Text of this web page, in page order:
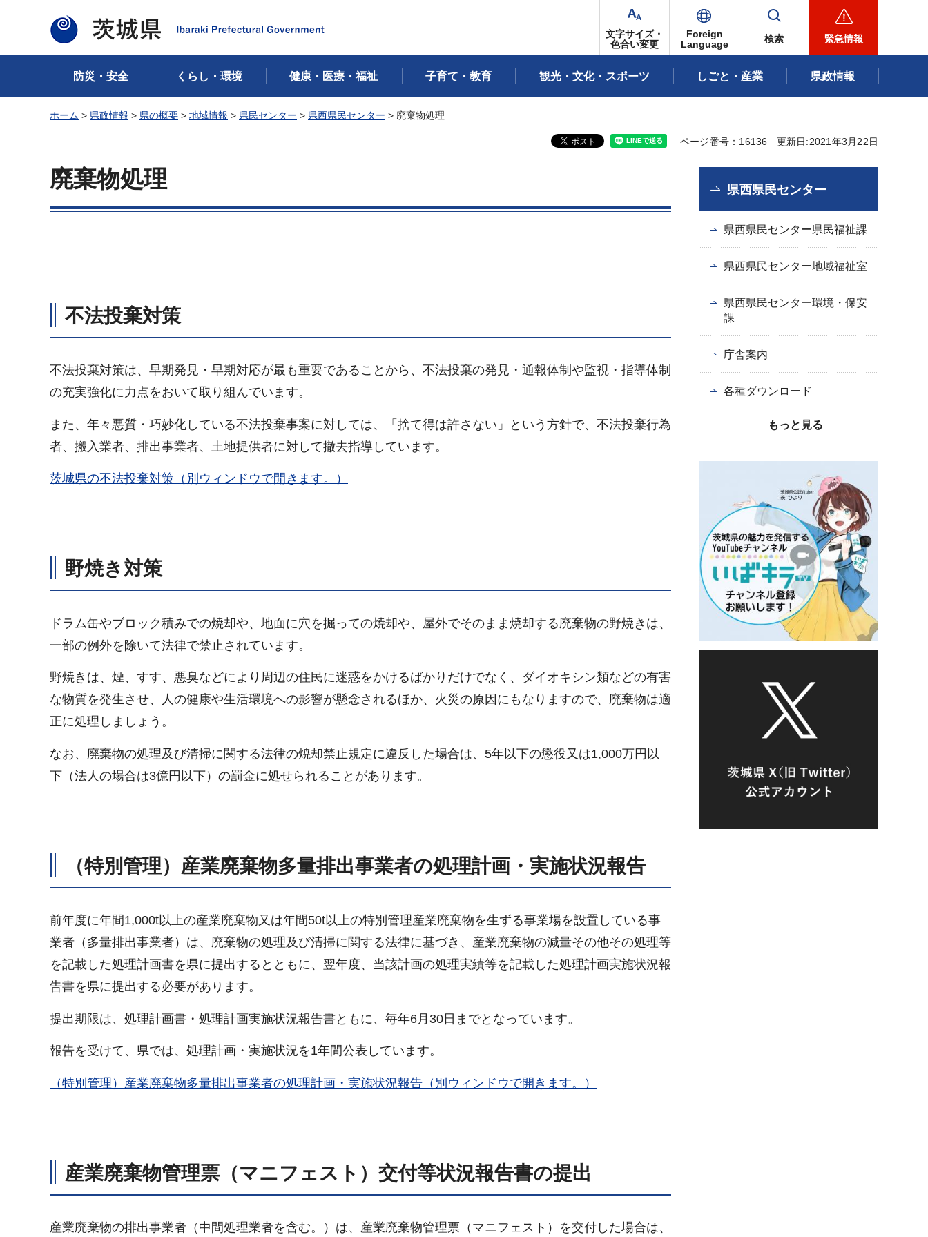
茨城県
文字サイズ・
色合い変更
Foreign
Language
検索 緊急情報
防災・安全 くらし・環境 健康・医療・福祉 子育て・教育 観光・文化・スポーツ しごと・産業 県政情報
ホーム > 県政情報 > 県の概要 > 地域情報 > 県民センター > 県西県民センター > 廃棄物処理
ページ番号：16136 更新日:2021年3月22日
廃棄物処理
不法投棄対策
不法投棄対策は、早期発見・早期対応が最も重要であることから、不法投棄の発見・通報体制や監視・指導体制
の充実強化に力点をおいて取り組んでいます。
また、年々悪質・巧妙化している不法投棄事案に対しては、「捨て得は許さない」という方針で、不法投棄行為
者、搬入業者、排出事業者、土地提供者に対して撤去指導しています。
茨城県の不法投棄対策（別ウィンドウで開きます。）
野焼き対策
ドラム缶やブロック積みでの焼却や、地面に穴を掘っての焼却や、屋外でそのまま焼却する廃棄物の野焼きは、
一部の例外を除いて法律で禁止されています。
野焼きは、煙、すす、悪臭などにより周辺の住民に迷惑をかけるばかりだけでなく、ダイオキシン類などの有害
な物質を発生させ、人の健康や生活環境への影響が懸念されるほか、火災の原因にもなりますので、廃棄物は適
正に処理しましょう。
なお、廃棄物の処理及び清掃に関する法律の焼却禁止規定に違反した場合は、5年以下の懲役又は1,000万円以
下（法人の場合は3億円以下）の罰金に処せられることがあります。
（特別管理）産業廃棄物多量排出事業者の処理計画・実施状況報告
前年度に年間1,000t以上の産業廃棄物又は年間50t以上の特別管理産業廃棄物を生ずる事業場を設置している事
業者（多量排出事業者）は、廃棄物の処理及び清掃に関する法律に基づき、産業廃棄物の減量その他その処理等
を記載した処理計画書を県に提出するとともに、翌年度、当該計画の処理実績等を記載した処理計画実施状況報
告書を県に提出する必要があります。
提出期限は、処理計画書・処理計画実施状況報告書ともに、毎年6月30日までとなっています。
報告を受けて、県では、処理計画・実施状況を1年間公表しています。
（特別管理）産業廃棄物多量排出事業者の処理計画・実施状況報告（別ウィンドウで開きます。）
産業廃棄物管理票（マニフェスト）交付等状況報告書の提出
産業廃棄物の排出事業者（中間処理業者を含む。）は、産業廃棄物管理票（マニフェスト）を交付した場合は、
県西県民センター
県西県民センター県民福祉課
県西県民センター地域福祉室
県西県民センター環境・保安
課
庁舎案内
各種ダウンロード
もっと見る